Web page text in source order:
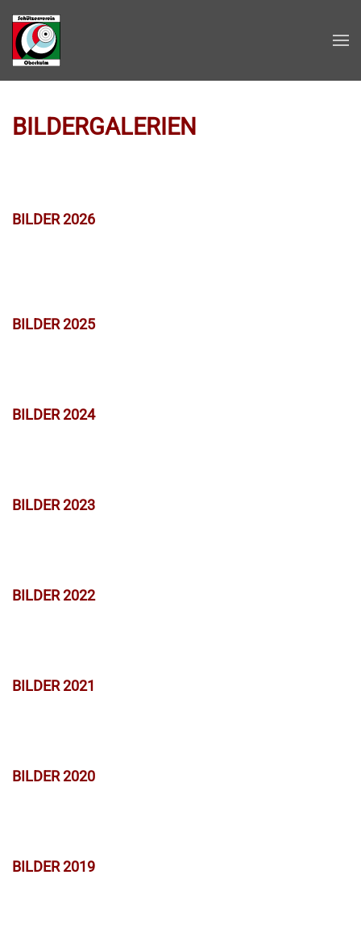
Zum Hauptinhalt springen
BILDERGALERIEN
BILDER 2026
BILDER 2025
BILDER 2024
BILDER 2023
BILDER 2022
BILDER 2021
BILDER 2020
BILDER 2019